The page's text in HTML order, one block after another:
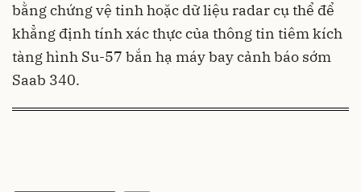
bằng chứng vệ tinh hoặc dữ liệu radar cụ thể để
khẳng định tính xác thực của thông tin tiêm kích
tàng hình Su-57 bắn hạ máy bay cảnh báo sớm
Saab 340.